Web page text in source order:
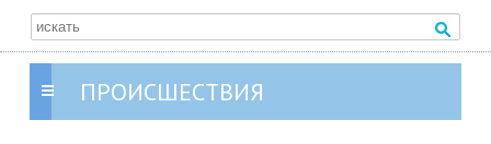
ПРОИСШЕСТВИЯ